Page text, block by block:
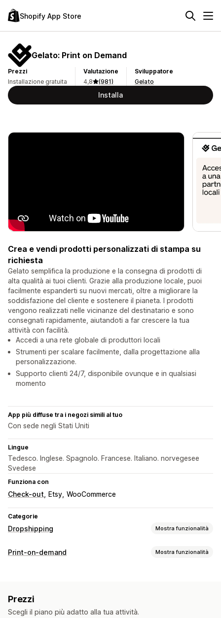
Shopify App Store
Gelato: Print on Demand
Prezzi
Installazione gratuita
Valutazione
4,8
(981)
Sviluppatore
Gelato
Installa
Crea e vendi prodotti personalizzati di stampa su
richiesta
Gelato semplifica la produzione e la consegna di prodotti di
alta qualità ai tuoi clienti. Grazie alla produzione locale, puoi
facilmente espanderti su nuovi mercati, oltre a migliorare la
soddisfazione del cliente e sostenere il pianeta. I prodotti
vengono realizzati nelle vicinanze del destinatario e sono
consegnati rapidamente, aiutandoti a far crescere la tua
attività con facilità.
Accedi a una rete globale di produttori locali
Strumenti per scalare facilmente, dalla progettazione alla
personalizzazione.
Supporto clienti 24/7, disponibile ovunque e in qualsiasi
momento
App più diffuse tra i negozi simili al tuo
Con sede negli Stati Uniti
Lingue
Tedesco. Inglese. Spagnolo. Francese. Italiano. norvegesee
Svedese
Funziona con
Check-out Etsy WooCommerce
Categorie
Dropshipping Mostra funzionalità
Prodotti vendibili
Australia
Emirati Arabi Uniti
Francia Germania
Print-on-demand Mostra funzionalità
Strumenti di progettazione
Personalizzazione
Prezzi
Scegli il piano più adatto alla tua attività.